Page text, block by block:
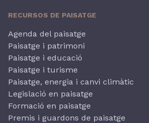
RECURSOS DE PAISATGE
Agenda del paisatge
Paisatge i patrimoni
Paisatge i educació
Paisatge i turisme
Paisatge, energia i canvi climàtic
Legislació en paisatge
Formació en paisatge
Premis i guardons de paisatge